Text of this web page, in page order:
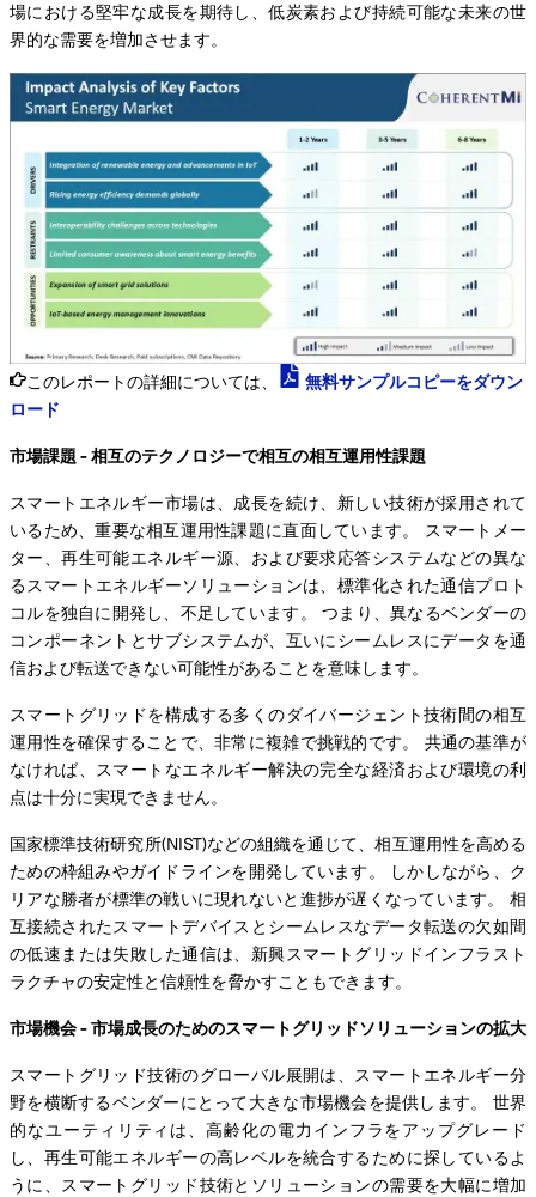
場における堅牢な成長を期待し、低炭素および持続可能な未来の世
界的な需要を増加させます。
このレポートの詳細については、
無料サンプルコピーをダウン
ロード
市場課題 - 相互のテクノロジーで相互の相互運用性課題
スマートエネルギー市場は、成長を続け、新しい技術が採用されて
いるため、重要な相互運用性課題に直面しています。 スマートメー
ター、再生可能エネルギー源、および要求応答システムなどの異な
るスマートエネルギーソリューションは、標準化された通信プロト
コルを独自に開発し、不足しています。 つまり、異なるベンダーの
コンポーネントとサブシステムが、互いにシームレスにデータを通
信および転送できない可能性があることを意味します。
スマートグリッドを構成する多くのダイバージェント技術間の相互
運用性を確保することで、非常に複雑で挑戦的です。 共通の基準が
なければ、スマートなエネルギー解決の完全な経済および環境の利
点は十分に実現できません。
国家標準技術研究所(NIST)などの組織を通じて、相互運用性を高める
ための枠組みやガイドラインを開発しています。 しかしながら、ク
リアな勝者が標準の戦いに現れないと進捗が遅くなっています。 相
互接続されたスマートデバイスとシームレスなデータ転送の欠如間
の低速または失敗した通信は、新興スマートグリッドインフラスト
ラクチャの安定性と信頼性を脅かすこともできます。
市場機会 - 市場成長のためのスマートグリッドソリューションの拡大
スマートグリッド技術のグローバル展開は、スマートエネルギー分
野を横断するベンダーにとって大きな市場機会を提供します。 世界
的なユーティリティは、高齢化の電力インフラをアップグレード
し、再生可能エネルギーの高レベルを統合するために探しているよ
うに、スマートグリッド技術とソリューションの需要を大幅に増加